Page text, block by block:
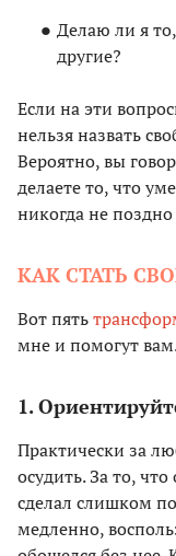
Делаю ли я
другие?
Если на эти
нельзя назвать
Вероятно, вы
делаете то, что
никогда не поздно
КАК СТАТЬ
Вот пять
мне и помогут
1.
Практически за
осудить. За то,
сделал слишком
медленно,